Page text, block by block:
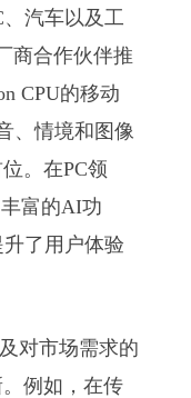
汽车以及工
商合作伙伴推
CPU的移动
、情境和图像
。在PC领
富的AI功
了用户体验
对市场需求的
例如，在传